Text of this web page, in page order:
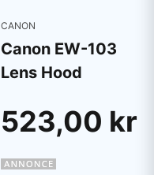
CANON
Canon EW-103
Lens Hood
523,00 kr